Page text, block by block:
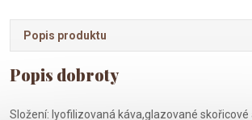
Popis produktu
Složení: lyofilizovaná káva,glazované skořicové